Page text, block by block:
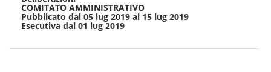
COMITATO AMMINISTRATIVO
Pubblicato dal 05 lug 2019 al 15 lug 2019
Esecutiva dal 01 lug 2019